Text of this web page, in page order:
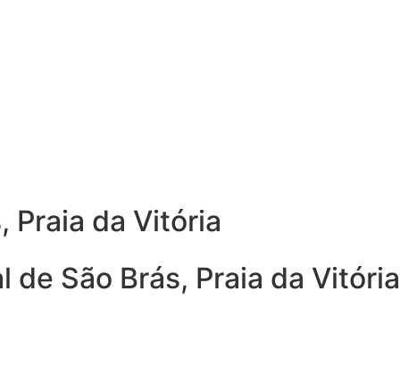
Praia da Vitória
de São Brás, Praia da Vitória